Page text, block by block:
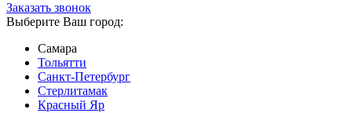
Заказать звонок
Выберите Ваш город:
Самара
Тольятти
Санкт-Петербург
Стерлитамак
Красный Яр